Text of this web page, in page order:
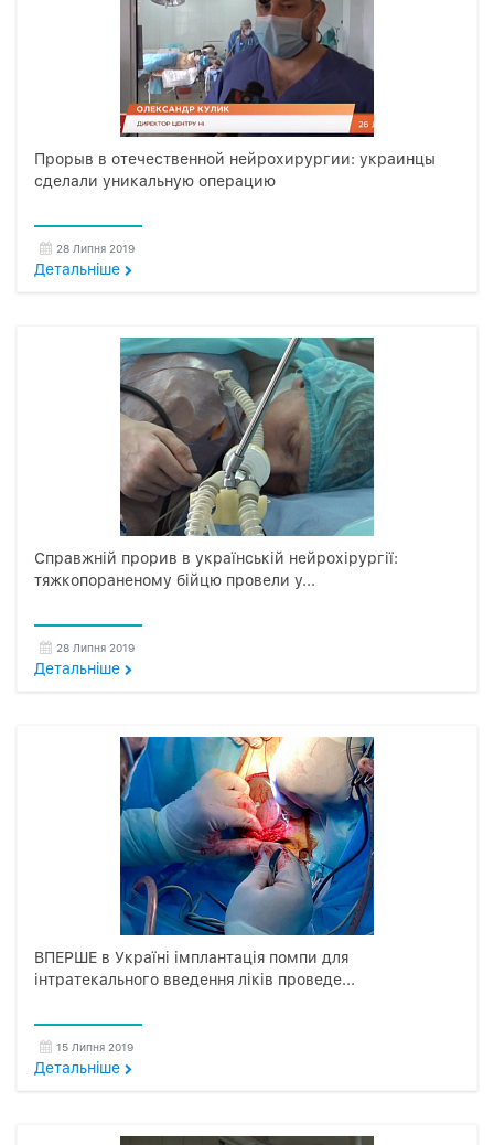
Прорыв в отечественной нейрохирургии: украинцы
сделали уникальную операцию
28 Липня 2019
Детальнiше
Справжній прорив в українській нейрохірургії:
тяжкопораненому бійцю провели у...
28 Липня 2019
Детальнiше
ВПЕРШЕ в Україні імплантація помпи для
інтратекального введення ліків проведе...
15 Липня 2019
Детальнiше